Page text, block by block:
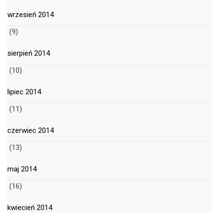
wrzesień 2014
(9)
sierpień 2014
(10)
lipiec 2014
(11)
czerwiec 2014
(13)
maj 2014
(16)
kwiecień 2014